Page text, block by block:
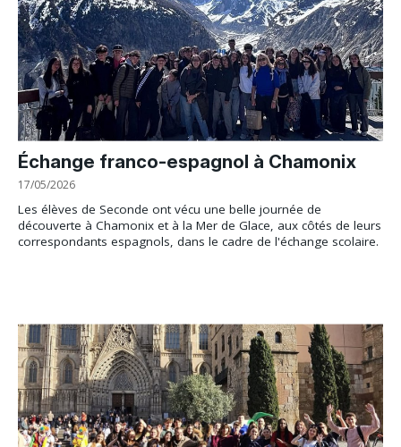
Échange franco-espagnol à Chamonix
17/05/2026
Les élèves de Seconde ont vécu une belle journée de
découverte à Chamonix et à la Mer de Glace, aux côtés de leurs
correspondants espagnols, dans le cadre de l'échange scolaire.